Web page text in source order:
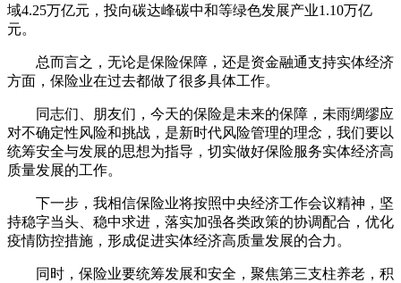
域4.25万亿元，投向碳达峰碳中和等绿色发展产业1.10万亿
元。
总而言之，无论是保险保障，还是资金融通支持实体经济
方面，保险业在过去都做了很多具体工作。
同志们、朋友们，今天的保险是未来的保障，未雨绸缪应
对不确定性风险和挑战，是新时代风险管理的理念，我们要以
统筹安全与发展的思想为指导，切实做好保险服务实体经济高
质量发展的工作。
下一步，我相信保险业将按照中央经济工作会议精神，坚
持稳字当头、稳中求进，落实加强各类政策的协调配合，优化
疫情防控措施，形成促进实体经济高质量发展的合力。
同时，保险业要统筹发展和安全，聚焦第三支柱养老，积